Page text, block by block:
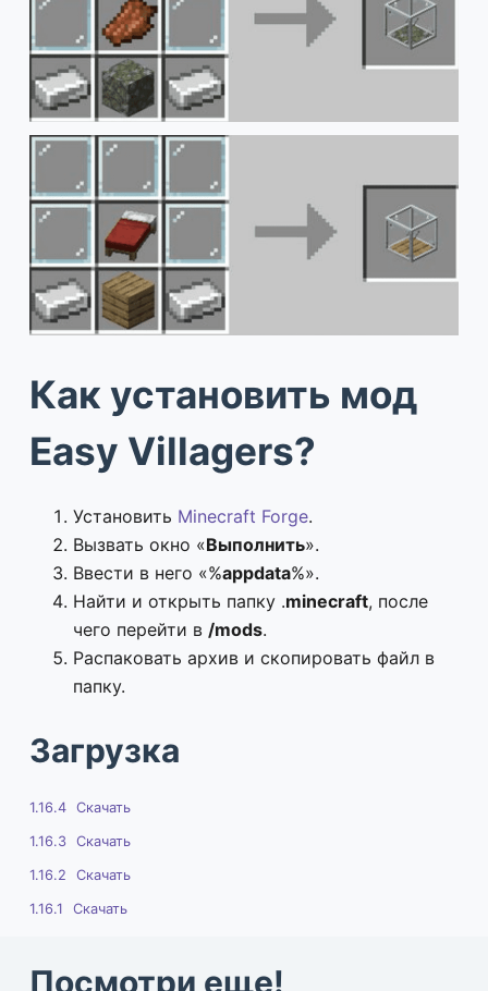
Как установить мод
Easy Villagers?
Установить Minecraft Forge.
Вызвать окно «Выполнить».
Ввести в него «%appdata%».
Найти и открыть папку .minecraft, после
чего перейти в /mods.
Распаковать архив и скопировать файл в
папку.
Загрузка
1.16.4 Скачать
1.16.3 Скачать
1.16.2 Скачать
1.16.1 Скачать
Посмотри еще!